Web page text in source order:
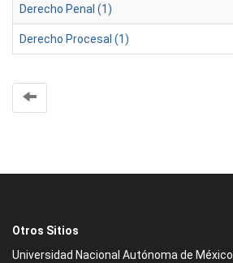
Derecho Penal (1)
Derecho Procesal (1)
Otros Sitios
Universidad Nacional Autónoma de México